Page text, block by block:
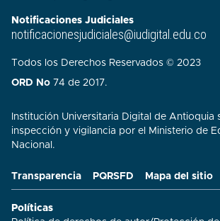
Transparencia PQRSFD Mapa del sitio
Políticas
Notificaciones Judiciales
notificacionesjudiciales@iudigital.edu.co
Todos los Derechos Reservados © 2023
ORD No 74 de 2017.
Institución Universitaria Digital de Antioquia
inspección y vigilancia por el Ministerio de
Nacional.